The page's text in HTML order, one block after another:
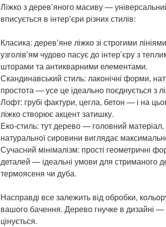
Ліжко з дерев’яного масиву —
вписується в інтер’єри різних стилів:
Класика: дерев’яне ліжко зі строгими
узголів’ям чудово пасує до інтер’єру з
шторами та антикварними елементами.
Скандинавський стиль: лаконічні форми,
простота — усе це ідеально поєднується з
Лофт: грубі фактури, цегла, бетон — і на
ліжко створює акцент затишку.
Еко-стиль: тут дерево — головний матеріал,
натуральної сировини виглядає
Сучасний мінімалізм: прості геометричні
деталей — ідеальні умови для стриманого
термоясеня чи дуба.
Насправді все залежить від обробки,
вашого бачення. Дерево гнучке в дизайні
цінується.